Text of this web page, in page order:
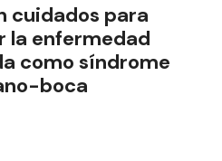
cuidados para
la enfermedad
como síndrome
boca